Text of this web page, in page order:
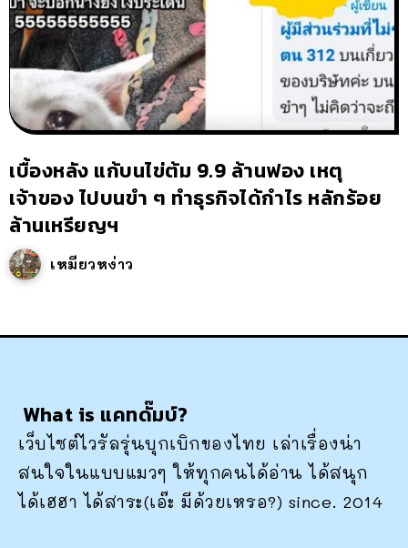
เบื้องหลัง แก้บนไข่ต้ม 9.9 ล้านฟอง เหตุ
เจ้าของ ไปบนขำ ๆ ทำธุรกิจได้กำไร หลักร้อย
ล้านเหรียญฯ
เหมียวหง่าว
What is แคทดั๊มบ์?
เว็บไซต์ไวรัลรุ่นบุกเบิกของไทย เล่าเรื่องน่า
สนใจในแบบแมวๆ ให้ทุกคนได้อ่าน ได้สนุก
ได้เฮฮา ได้สาระ(เอ๊ะ มีด้วยเหรอ?) since. 2014